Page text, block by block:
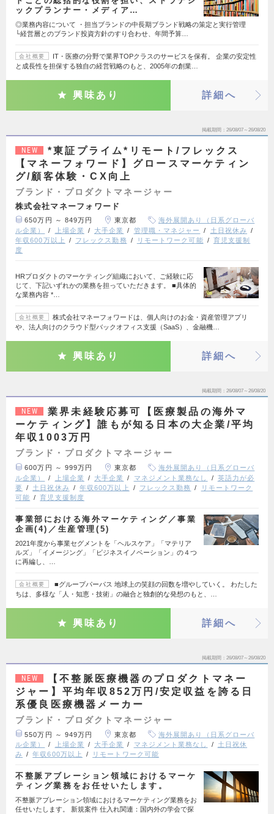
ックプランナー・メディア…
◎業務内容について ・担当ブランドの中長期ブランド戦略の策定と実行管理
└経営層とのブランド投資方針のすり合わせ、年間予算…
会社概要
IT・医療の分野で業界TOPクラスのサービスを保有。 企業の安定性
と成長性を担保する独自の経営戦略のもと、2005年の創業…
興味あり 詳細へ
掲載期間 26/08/07～26/08/20
NEW
*東証プライム*リモート/フレックス
【マネーフォワード】グロースマーケティン
グ/顧客体験・CX向上
ブランド・プロダクトマネージャー
株式会社マネーフォワード
650万円 ～ 849万円 東京都
海外展開あり（日系グローバ
ル企業）
上場企業 大手企業 管理職・マネジャー
土日祝休み
年収600万以上
フレックス勤務 リモートワーク可能
育児支援制
度
HRプロダクトのマーケティング組織において、ご経験に応
じて、下記いずれかの業務を担っていただきます。 ■具体的
な業務内容 *…
会社概要
株式会社マネーフォワードは、個人向けのお金・資産管理アプリ
や、法人向けのクラウド型バックオフィス支援（SaaS）、金融機…
興味あり 詳細へ
掲載期間 26/08/07～26/08/20
NEW
業界未経験応募可【医療製品の海外マ
ーケティング】誰もが知る日本の大企業/平均
年収1003万円
ブランド・プロダクトマネージャー
600万円 ～ 999万円 東京都
海外展開あり（日系グローバ
ル企業）
上場企業 大手企業 マネジメント業務なし
英語力が必
要
土日祝休み 年収600万以上 フレックス勤務
リモートワーク
可能
育児支援制度
事業部における海外マーケティング／事業
企画(4)／生産管理(5)
2021年度から事業セグメントを「ヘルスケア」「マテリア
ルズ」「イメージング」「ビジネスイノベーション」の４つ
に再編し、…
会社概要
■グループパーパス 地球上の笑顔の回数を増やしていく。 わたした
ちは、多様な「人・知恵・技術」の融合と独創的な発想のもと、…
興味あり 詳細へ
掲載期間 26/08/07～26/08/20
NEW
【不整脈医療機器のプロダクトマネー
ジャー】平均年収852万円/安定収益を誇る日
系優良医療機器メーカー
ブランド・プロダクトマネージャー
550万円 ～ 949万円 東京都
海外展開あり（日系グローバ
ル企業）
上場企業 大手企業 マネジメント業務なし
土日祝休
み
年収600万以上 リモートワーク可能
不整脈アブレーション領域におけるマーケ
ティング業務をお任せいたします。
不整脈アブレーション領域におけるマーケティング業務をお
任せいたします。 新規案件 仕入れ関連：国内外の学会で探